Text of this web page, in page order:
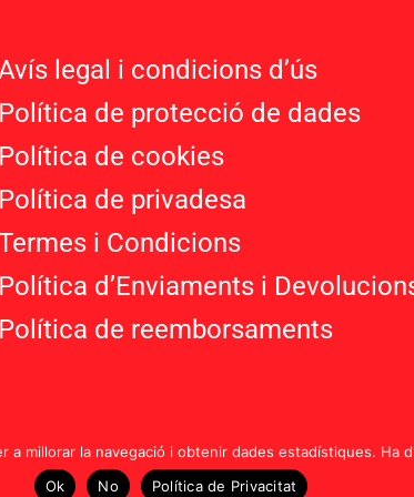
legal i condicions d’ús
Política de protecció de dades
Política de cookies
Política de privadesa
i Condicions
Política d’Enviaments i
Política de reemborsaments
millorar la navegació i obtenir dades estadístiques. Ha
Ok
No Política de Privacitat